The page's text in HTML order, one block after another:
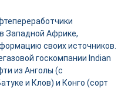
Западной Африке,
своих источников.
госкомпании Indian
из Анголы (с
и Клов) и Конго (сорт